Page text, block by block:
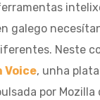
galego
Neste
Voice, unha
por Mozilla